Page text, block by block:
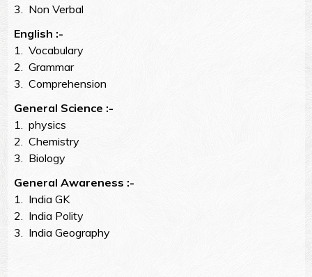
3. Non Verbal
English :-
1. Vocabulary
2. Grammar
3. Comprehension
General Science :-
1. physics
2. Chemistry
3. Biology
General Awareness :-
1. India GK
2. India Polity
3. India Geography